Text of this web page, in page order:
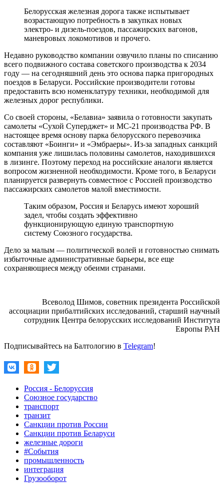
Белорусская железная дорога также испытывает
возрастающую потребность в закупках новых
электро- и дизель-поездов, пассажирских вагонов,
маневровых локомотивов и прочего.
Недавно руководство компании озвучило планы по списанию
всего подвижного состава советского производства к 2034
году — на сегодняшний день это основа парка пригородных
поездов в Беларуси. Российские производители готовы
предоставить всю номенклатуру техники, необходимой для
железных дорог республики.
Со своей стороны, «Белавиа» заявила о готовности закупать
самолеты «Сухой Суперджет» и МС-21 производства РФ. В
настоящее время основу парка белорусского перевозчика
составляют «Боинги» и «Эмбраеры». Из-за западных санкций
компания уже лишилась половины самолетов, находившихся
в лизинге. Поэтому переход на российские аналоги является
вопросом жизненной необходимости. Кроме того, в Беларуси
планируется развернуть совместное с Россией производство
пассажирских самолетов малой вместимости.
Таким образом, Россия и Беларусь имеют хороший
задел, чтобы создать эффективно
функционирующую единую транспортную
систему Союзного государства.
Дело за малым — политической волей и готовностью снимать
избыточные административные барьеры, все еще
сохраняющиеся между обеими странами.
Всеволод Шимов, советник президента Российской
ассоциации прибалтийских исследований, старший научный
сотрудник Центра белорусских исследований Института
Европы РАН
Подписывайтесь на Балтологию в Telegram!
Россия - Белоруссия
Союзное государство
транспорт
транзит
Санкции против России
Санкции против Беларуси
железные дороги
#События
промышленность
интеграция
Грузооборот